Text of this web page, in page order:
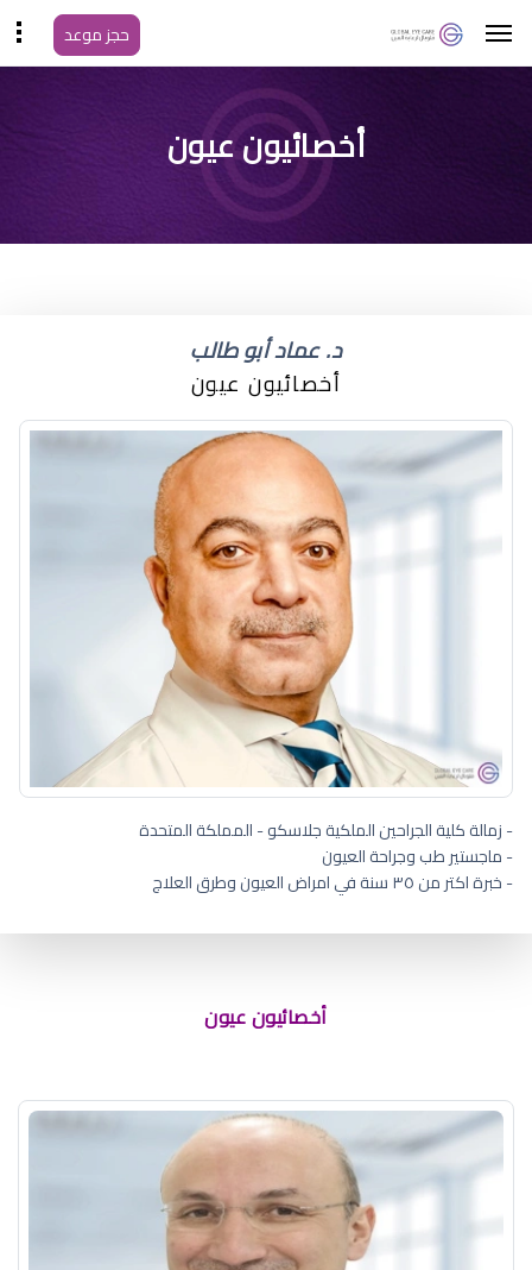
حجز موعد
أخصائيون عيون
د. عماد أبو طالب
أخصائيون عيون
- زمالة كلية الجراحين الملكية جلاسكو - المملكة المتحدة
- ماجستير طب وجراحة العيون
- خبرة اكتر من ٣٥ سنة في امراض العيون وطرق العلاج
أخصائيون عيون